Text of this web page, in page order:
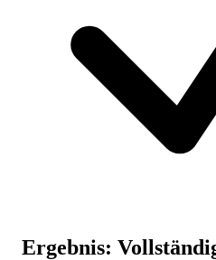
Ergebnis: